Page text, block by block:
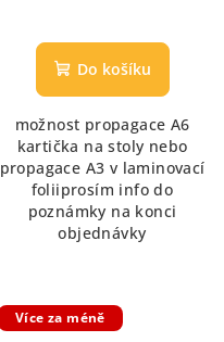
hodnocení
produktu
z
5
hvězdiček.
Do košíku
možnost propagace A6
kartička na stoly nebo
propagace A3 v laminovací
foliiprosím info do
poznámky na konci
objednávky
Více za méně